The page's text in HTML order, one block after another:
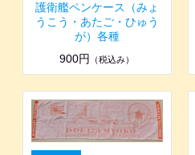
護衛艦ペンケース（みょ
うこう・あたご・ひゅう
が）各種
900円
（税込み）